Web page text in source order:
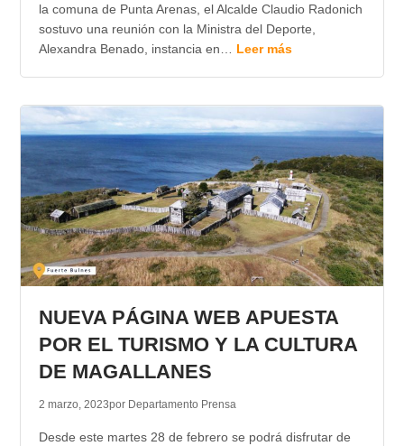
la comuna de Punta Arenas, el Alcalde Claudio Radonich
sostuvo una reunión con la Ministra del Deporte,
Alexandra Benado, instancia en… Leer más
NUEVA PÁGINA WEB APUESTA
POR EL TURISMO Y LA CULTURA
DE MAGALLANES
2 marzo, 2023por Departamento Prensa
Desde este martes 28 de febrero se podrá disfrutar de